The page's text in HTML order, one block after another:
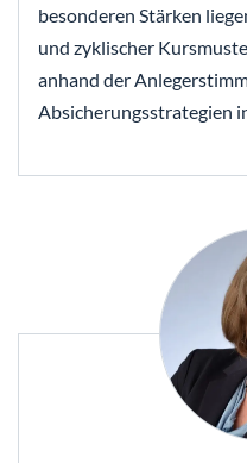
besonderen Stärken
und zyklischer
anhand der
Absicherungsstrategien